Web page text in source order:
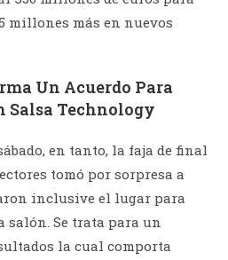
millones más en nuevos
Un Acuerdo Para
Salsa Technology
en tanto, la faja de final
tomó por sorpresa a
inclusive el lugar para
salón. Se trata para un
la cual comporta